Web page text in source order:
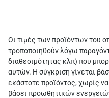
Oι τιμές των προϊόντων του
τροποποιηθούν λόγω
διαθεσιμότητας κλπ) που
αυτών. Η σύγκριση γίνεται
εκάστοτε προϊόντος, χωρίς
βάσει προωθητικών